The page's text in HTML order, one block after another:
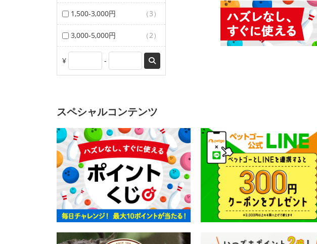
1,500-3,000円 （3）
3,000-5,000円 （2）
¥ -
スペシャルコンテンツ